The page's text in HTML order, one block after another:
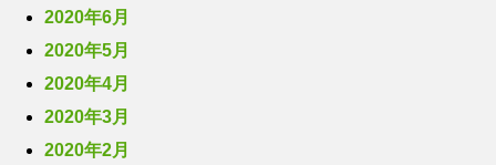
2020年6月
2020年5月
2020年4月
2020年3月
2020年2月